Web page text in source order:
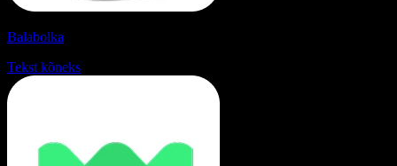
Balabolka
Tekst kõneks